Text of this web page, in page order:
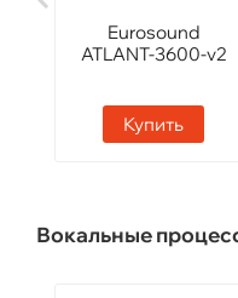
Eurosound
ATLANT-3600-v2
Купить
Вокальные